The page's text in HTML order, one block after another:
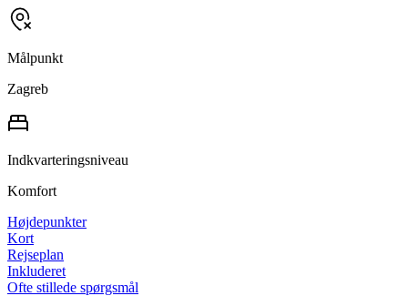
Målpunkt
Zagreb
Indkvarteringsniveau
Komfort
Højdepunkter
Kort
Rejseplan
Inkluderet
Ofte stillede spørgsmål